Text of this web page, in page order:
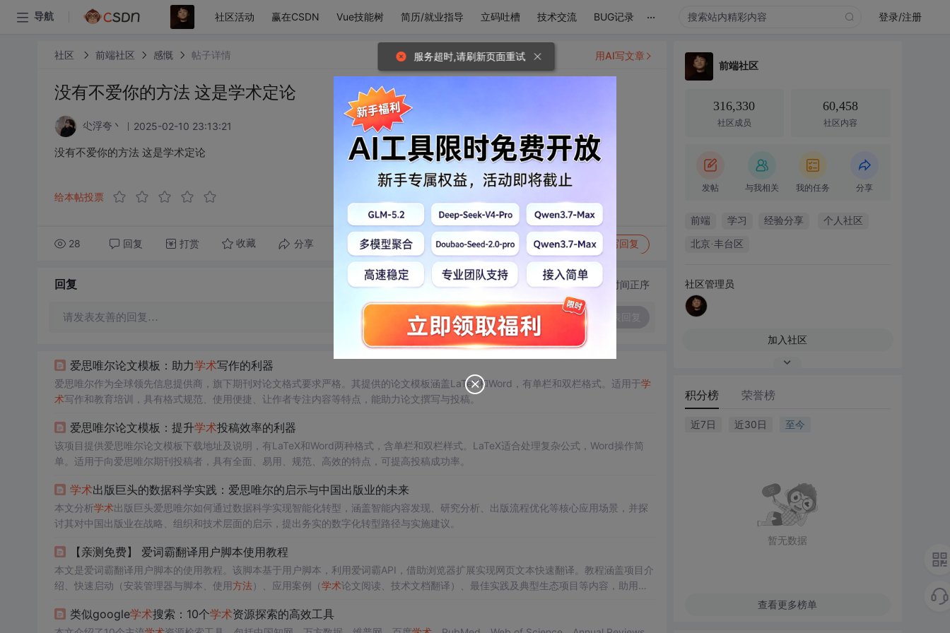
导航 社区活动 赢在CSDN Vue技能树 简历/就业指导 立码吐槽 技术交流 BUG记录 ... 登录/注册
社区 前端社区 感慨 帖子详情
没有不爱你的方法 这是学术定论
尐浮夸丶 2025-02-10 23:13:21
没有不爱你的方法 这是学术定论
给本帖投票
28 回复 打赏 收藏 分享 转发到动态 举报 写回复
用AI写文章
回复 切换为时间正序
请发表友善的回复…
爱思唯尔论文模板：助力学术写作的利器
爱思唯尔作为全球领先信息提供商，旗下期刊对论文格式要求严格。其提供的论文模板涵盖LaTeX和Word，有单栏和双栏格式。适用于学
术写作和教育培训，具有格式规范、使用便捷、让作者专注内容等特点，能助力论文撰写与投稿。
爱思唯尔论文模板：提升学术投稿效率的利器
该项目提供爱思唯尔论文模板下载地址及说明，有LaTeX和Word两种格式，含单栏和双栏样式。LaTeX适合处理复杂公式，Word操作简
单。适用于向爱思唯尔期刊投稿者，具有全面、易用、规范、高效的特点，可提高投稿成功率。
学术出版巨头的数据科学实践：爱思唯尔的启示与中国出版业的未来
本文分析学术出版巨头爱思唯尔如何通过数据科学实现智能化转型，涵盖智能内容发现、研究分析、出版流程优化等核心应用场景，并探
讨其对中国出版业在战略、组织和技术层面的启示，提出务实的数字化转型路径与实施建议。
【亲测免费】 爱词霸翻译用户脚本使用教程
本文是爱词霸翻译用户脚本的使用教程。该脚本基于用户脚本，利用爱词霸API，借助浏览器扩展实现网页文本快速翻译。教程涵盖项目介
绍、快速启动（安装管理器与脚本、使用方法）、应用案例（学术论文阅读、技术文档翻译）、最佳实践及典型生态项目等内容，助用户
类似google学术搜索：10个学术资源探索的高效工具
前端社区
316,330
社区成员
60,458
社区内容
发帖 与我相关 我的任务 分享
前端 学习 经验分享 个人社区
北京·丰台区
社区管理员
加入社区
积分榜 荣誉榜
近7日 近30日 至今
暂无数据
查看更多榜单
服务超时,请刷新页面重试